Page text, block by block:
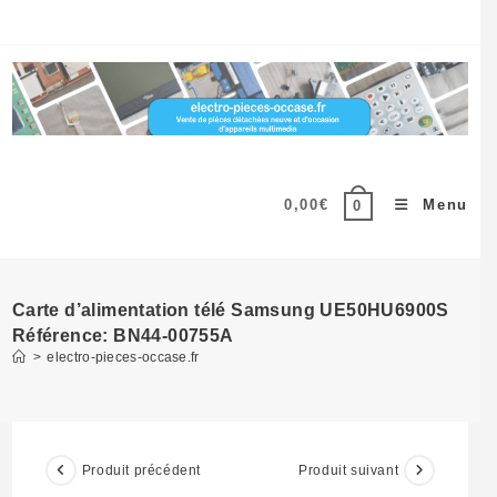
content
0,00€ 0 Menu
Carte d’alimentation télé Samsung UE50HU6900S
Référence: BN44-00755A
> electro-pieces-occase.fr
Produit précédent Produit suivant